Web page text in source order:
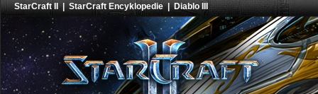
StarCraft II |StarCraft Encyklopedie|Diablo III